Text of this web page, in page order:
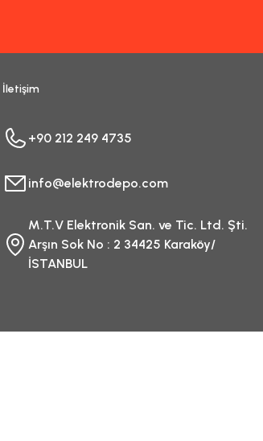
İletişim
+90 212 249 4735
info@elektrodepo.com
M.T.V Elektronik San. ve Tic. Ltd. Şti.
Arşın Sok No : 2 34425 Karaköy/
İSTANBUL